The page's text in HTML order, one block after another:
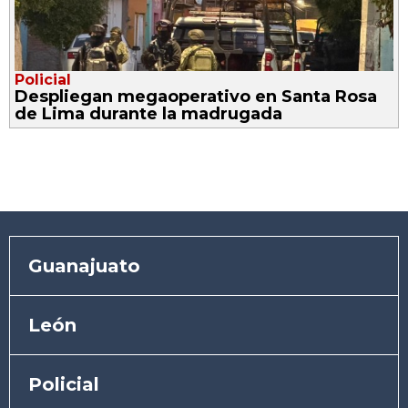
Policial
Despliegan megaoperativo en Santa Rosa
de Lima durante la madrugada
Guanajuato
León
Policial